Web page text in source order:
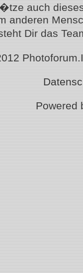
auch
anderen
Dir das
Powered